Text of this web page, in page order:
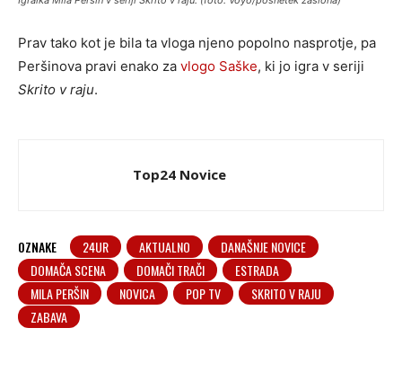
Prav tako kot je bila ta vloga njeno popolno nasprotje, pa
Peršinova pravi enako za vlogo Saške, ki jo igra v seriji
Skrito v raju.
Top24 Novice
OZNAKE 24UR AKTUALNO
DANAŠNJE NOVICE
DOMAČA SCENA
DOMAČI TRAČI
ESTRADA
MILA PERŠIN
NOVICA POP TV
SKRITO V RAJU
ZABAVA